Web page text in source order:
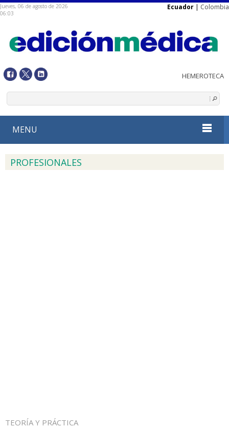
Jueves, 06 de agosto de 2026
06:03
Ecuador | Colombia
MENU
PROFESIONALES
TEORÍA Y PRÁCTICA